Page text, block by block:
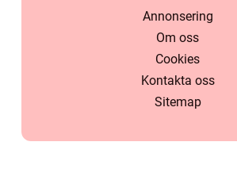
Annonsering
Om oss
Cookies
Kontakta oss
Sitemap